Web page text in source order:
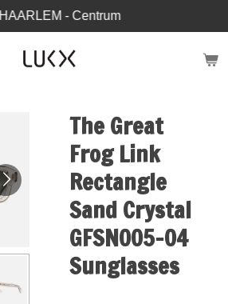
HAARLEM - Centrum
The Great
Frog Link
Rectangle
Sand Crystal
GFSN005-04
Sunglasses